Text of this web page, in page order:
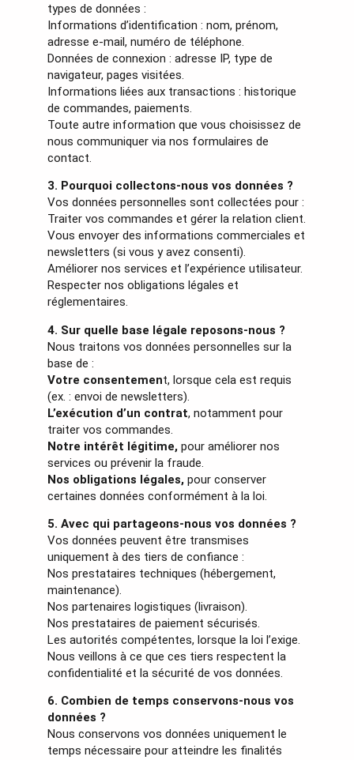
types de données :
Informations d’identification : nom, prénom,
adresse e-mail, numéro de téléphone.
Données de connexion : adresse IP, type de
navigateur, pages visitées.
Informations liées aux transactions : historique
de commandes, paiements.
Toute autre information que vous choisissez de
nous communiquer via nos formulaires de
contact.
3. Pourquoi collectons-nous vos données ?
Vos données personnelles sont collectées pour :
Traiter vos commandes et gérer la relation client.
Vous envoyer des informations commerciales et
newsletters (si vous y avez consenti).
Améliorer nos services et l’expérience utilisateur.
Respecter nos obligations légales et
réglementaires.
4. Sur quelle base légale reposons-nous ?
Nous traitons vos données personnelles sur la
base de :
Votre consentement, lorsque cela est requis
(ex. : envoi de newsletters).
L’exécution d’un contrat, notamment pour
traiter vos commandes.
Notre intérêt légitime, pour améliorer nos
services ou prévenir la fraude.
Nos obligations légales, pour conserver
certaines données conformément à la loi.
5. Avec qui partageons-nous vos données ?
Vos données peuvent être transmises
uniquement à des tiers de confiance :
Nos prestataires techniques (hébergement,
maintenance).
Nos partenaires logistiques (livraison).
Nos prestataires de paiement sécurisés.
Les autorités compétentes, lorsque la loi l’exige.
Nous veillons à ce que ces tiers respectent la
confidentialité et la sécurité de vos données.
6. Combien de temps conservons-nous vos
données ?
Nous conservons vos données uniquement le
temps nécessaire pour atteindre les finalités